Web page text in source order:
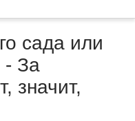
сада или
- За
значит,